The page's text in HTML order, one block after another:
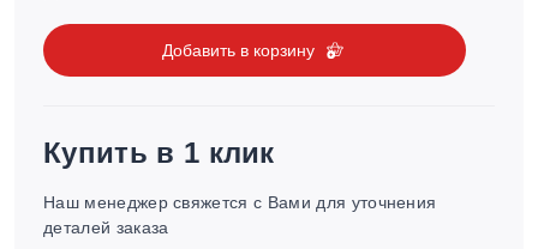
Добавить в корзину
Купить в 1 клик
Наш менеджер свяжется с Вами для уточнения
деталей заказа